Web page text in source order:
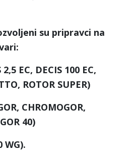
su pripravci na
2,5 EC, DECIS 100 EC,
ROTOR SUPER)
CHROMOGOR,
40)
WG).